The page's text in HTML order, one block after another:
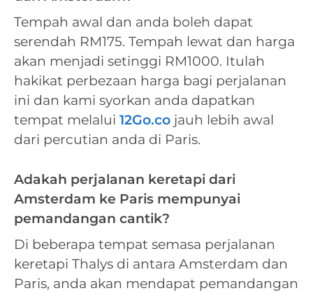
Tempah awal dan anda boleh dapat
serendah RM175. Tempah lewat dan harga
akan menjadi setinggi RM1000. Itulah
hakikat perbezaan harga bagi perjalanan
ini dan kami syorkan anda dapatkan
tempat melalui 12Go.co jauh lebih awal
dari percutian anda di Paris.
Adakah perjalanan keretapi dari
Amsterdam ke Paris mempunyai
pemandangan cantik?
Di beberapa tempat semasa perjalanan
keretapi Thalys di antara Amsterdam dan
Paris, anda akan mendapat pemandangan